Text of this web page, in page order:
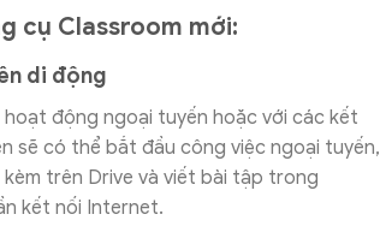
cụ Classroom mới:
di động
động ngoại tuyến hoặc với các kết
sẽ có thể bắt đầu công việc ngoại tuyến,
trên Drive và viết bài tập trong
kết nối Internet.